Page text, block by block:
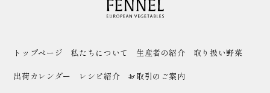
トップページ 私たちについて 生産者の紹介 取り扱い野菜
出荷カレンダー レシピ紹介 お取引のご案内